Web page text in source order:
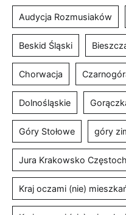
Audycja Rozmusiaków
Beskid Śląski
Chorwacja
Dolnośląskie
Góry Stołowe góry
Jura Krakowsko
Kraj oczami (nie)